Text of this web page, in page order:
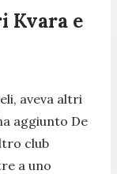
Kvara e
aveva altri
aggiunto De
club
a uno